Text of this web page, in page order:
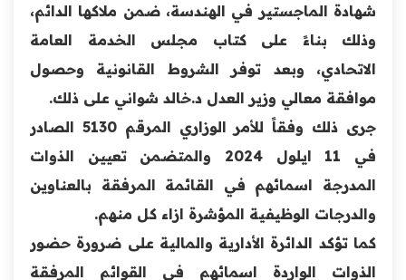
شهادة الماجستير في الهندسة، ضمن ملاكها الدائم،
وذلك بناءً على كتاب مجلس الخدمة العامة
الاتحادي، وبعد توفر الشروط القانونية وحصول
موافقة معالي وزير العدل د.خالد شواني على ذلك.
جرى ذلك وفقاً للأمر الوزاري المرقم 5130 الصادر
في 11 ايلول 2024 والمتضمن تعيين الذوات
المدرجة اسمائهم في القائمة المرفقة بالعناوين
والدرجات الوظيفية المؤشرة ازاء كل منهم.
كما تؤكد الدائرة الأدارية والمالية على ضرورة حضور
الذوات الواردة اسمائهم في القوائم المرفقة